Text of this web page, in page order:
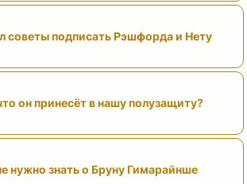
советы подписать Рэшфорда и Нету
он принесёт в нашу полузащиту?
нужно знать о Бруну Гимарайнше